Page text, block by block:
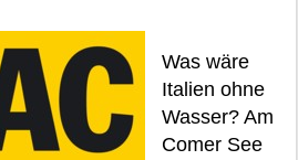
Was wäre
Italien ohne
Wasser? Am
Comer See